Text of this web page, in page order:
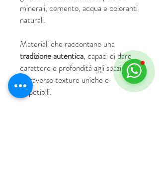
minerali, cemento, acqua e coloranti
naturali.
Materiali che raccontano una
tradizione autentica, capaci di dare
carattere e profondità agli spazi
attraverso texture uniche e
irripetibili.